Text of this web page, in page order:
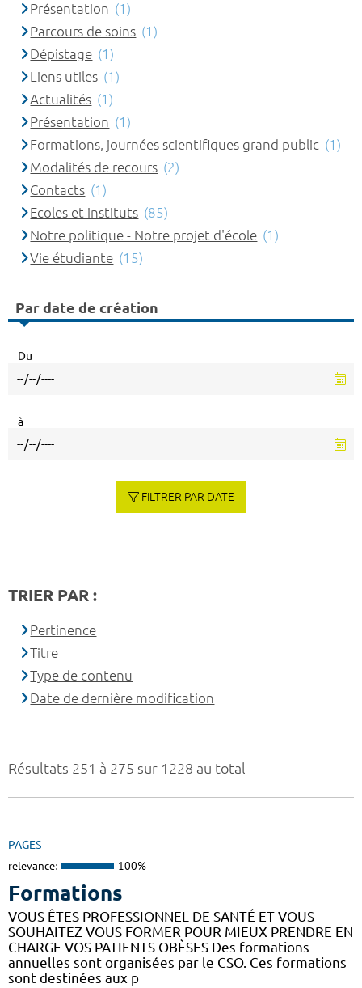
Résultats 251 à 275 sur 1228 au total
PAGES
relevance: 100%
Formations
VOUS ÊTES PROFESSIONNEL DE SANTÉ ET VOUS
SOUHAITEZ VOUS FORMER POUR MIEUX PRENDRE EN
CHARGE VOS PATIENTS OBÈSES Des formations
annuelles sont organisées par le CSO. Ces formations
sont destinées aux p
Présentation (1)
Parcours de soins (1)
Dépistage (1)
Liens utiles (1)
Actualités (1)
Présentation (1)
Formations, journées scientifiques grand public (1)
Modalités de recours (2)
Contacts (1)
Ecoles et instituts (85)
Notre politique - Notre projet d'école (1)
Vie étudiante (15)
Par date de création
Du
à
FILTRER PAR DATE
TRIER PAR :
Pertinence
Titre
Type de contenu
Date de dernière modification